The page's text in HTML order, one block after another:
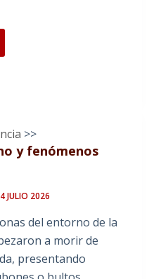
>>
y fenómenos
JULIO 2026
del entorno de la
a morir de
presentando